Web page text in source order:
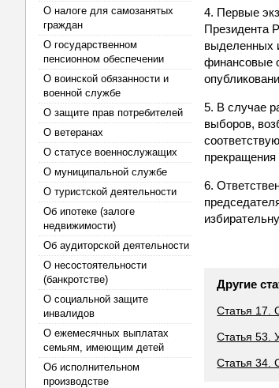
О налоге для самозанятых
граждан
О государственном
пенсионном обеспечении
О воинской обязанности и
военной службе
О защите прав потребителей
О ветеранах
О статусе военнослужащих
О муниципальной службе
О туристской деятельности
Об ипотеке (залоге
недвижимости)
Об аудиторской деятельности
О несостоятельности
(банкротстве)
О социальной защите
инвалидов
О ежемесячных выплатах
семьям, имеющим детей
Об исполнительном
производстве
4. Первые
Президента
выделенных
финансовые
5. В случае
выборов,
прекращения
6.
Другие
Статья 17.
Статья 53.
Статья 34.